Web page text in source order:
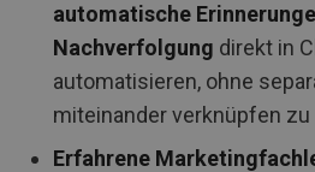
automatische
Nachverfolgung direkt in
automatisieren, ohne
miteinander verknüpfen
Erfahrene